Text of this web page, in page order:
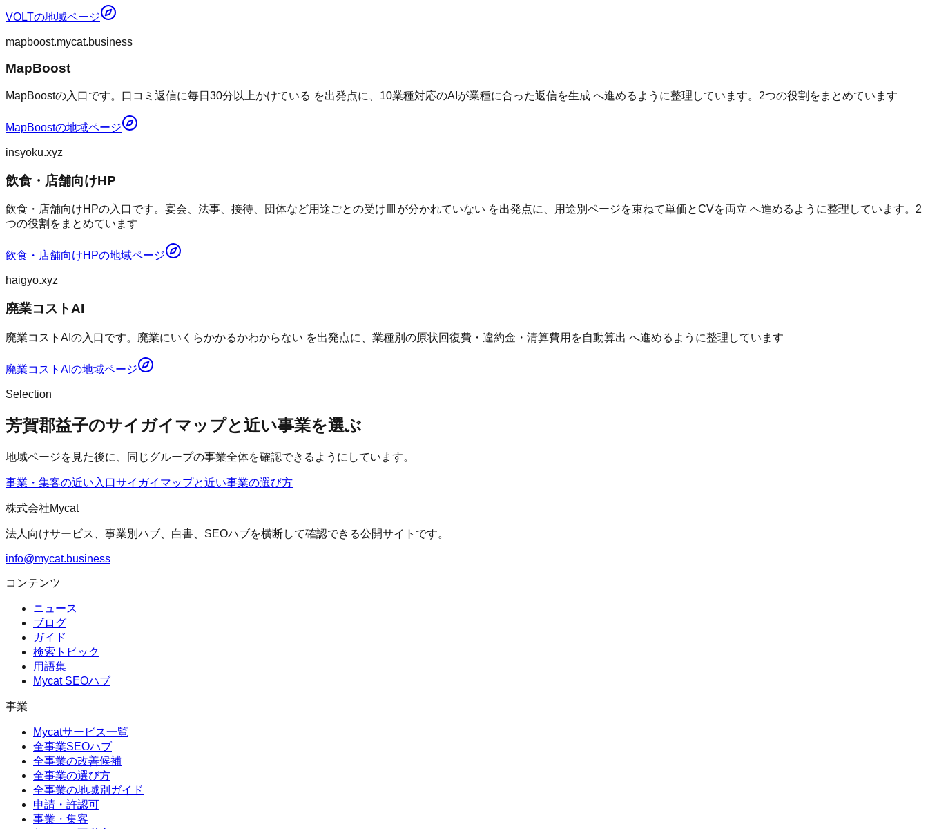
VOLTの地域ページ
mapboost.mycat.business
MapBoost
MapBoostの入口です。口コミ返信に毎日30分以上かけている を出発点に、10業種対応のAIが業種に合った返信を生成 へ進めるように整理しています。2つの役割をまとめています
MapBoostの地域ページ
insyoku.xyz
飲食・店舗向けHP
飲食・店舗向けHPの入口です。宴会、法事、接待、団体など用途ごとの受け皿が分かれていない を出発点に、用途別ページを束ねて単価とCVを両立 へ進めるように整理しています。2
つの役割をまとめています
飲食・店舗向けHPの地域ページ
haigyo.xyz
廃業コストAI
廃業コストAIの入口です。廃業にいくらかかるかわからない を出発点に、業種別の原状回復費・違約金・清算費用を自動算出 へ進めるように整理しています
廃業コストAI の地域ページ
Selection
芳賀郡益子のサイガイマップと近い事業を選ぶ
地域ページを見た後に、同じグループの事業全体を確認できるようにしています。
事業・集客の近い入口サイガイマップと近い事業の選び方
株式会社Mycat
法人向けサービス、事業別ハブ、白書、SEOハブを横断して確認できる公開サイトです。
info@mycat.business
コンテンツ
ニュース
ブログ
ガイド
検索トピック
用語集
Mycat SEOハブ
事業
Mycatサービス一覧
全事業SEOハブ
全事業の改善候補
全事業の選び方
全事業の地域別ガイド
申請・許認可
事業・集客